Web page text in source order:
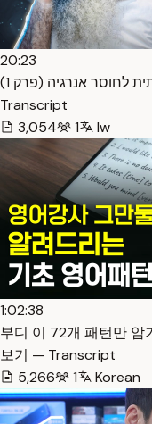
20:23
למה אנחנו עייפים? הסיבה האמיתית לחוסר אנרגיה (פרק 1) —
Transcript
3,054
1 Iw
1:02:38
부디 이 72개 패턴만 암
보기 — Transcript
5,266
1 Korean